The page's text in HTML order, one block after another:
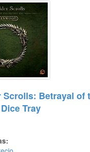
Scrolls: Betrayal of
Tray